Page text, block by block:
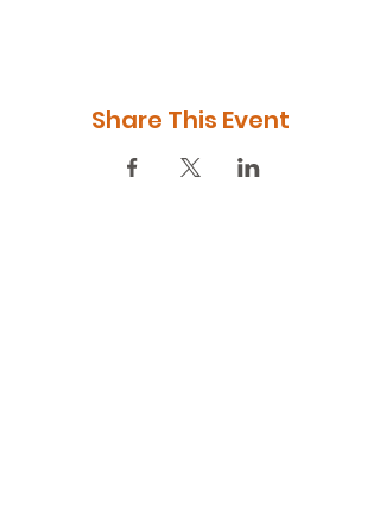
Share This Event